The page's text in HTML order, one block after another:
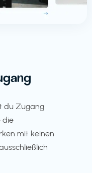
du Zugang
die
mit keinen